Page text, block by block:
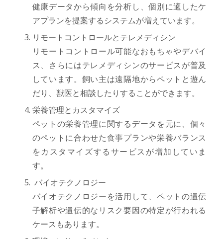
健康データから傾向を分析し、個別に適したケ
アプランを提案するシステムが増えています。
リモートコントロールとテレメディシン
リモートコントロール可能なおもちゃやデバイ
ス、さらにはテレメディシンのサービスが普及
しています。飼い主は遠隔地からペットと遊ん
だり、獣医と相談したりすることができます。
栄養管理とカスタマイズ
ペットの栄養管理に関するデータを元に、個々
のペットに合わせた食事プランや栄養バランス
をカスタマイズするサービスが増加していま
す。
バイオテクノロジー
バイオテクノロジーを活用して、ペットの遺伝
子解析や遺伝的なリスク要因の特定が行われる
ケースもあります。